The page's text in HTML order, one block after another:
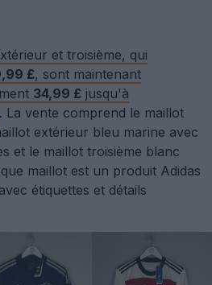
et troisième, qui
£, sont maintenant
34,99 £ jusqu'à
. La vente comprend le maillot
extérieur bleu marine avec
et le maillot troisième blanc
maillot est un produit Adidas
étiquettes et détails